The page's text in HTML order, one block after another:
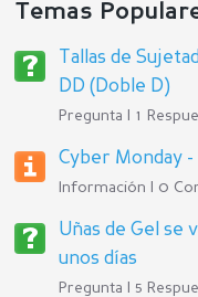
Temas
Tallas de
DD (Doble D)
Pregunta | 1
Cyber Monday -
Información | 0
Uñas de Gel se
unos días
Pregunta | 5